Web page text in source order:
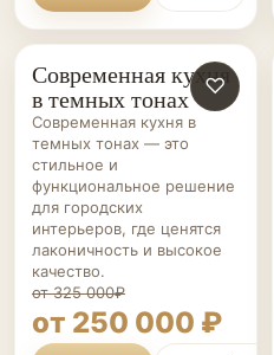
КУХНИ НА ЗАКАЗ ♡
Современная кухня
в темных тонах
Современная кухня в
темных тонах — это
стильное и
функциональное решение
для городских
интерьеров, где ценятся
лаконичность и высокое
качество.
от 325 000₽
от 250 000 ₽